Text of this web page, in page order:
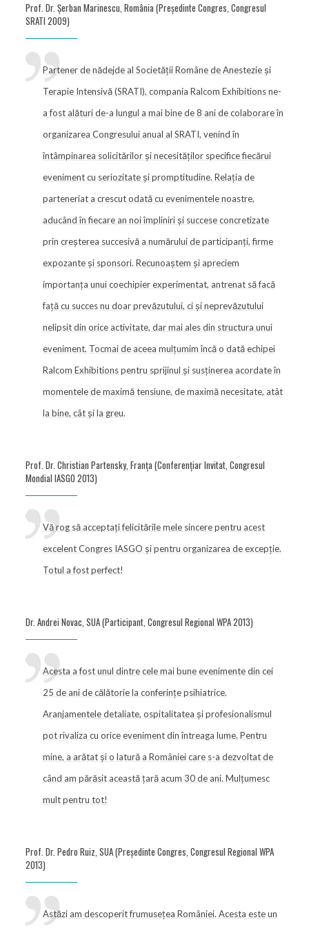
Prof. Dr. Şerban Marinescu, România (Preşedinte Congres, Congresul
SRATI 2009)
Partener de nădejde al Societății Române de Anestezie și
Terapie Intensivă (SRATI), compania Ralcom Exhibitions ne-
a fost alături de-a lungul a mai bine de 8 ani de colaborare în
organizarea Congresului anual al SRATI, venind în
întâmpinarea solicitărilor și necesităților specifice fiecărui
eveniment cu seriozitate și promptitudine. Relația de
parteneriat a crescut odată cu evenimentele noastre,
aducând în fiecare an noi împliniri și succese concretizate
prin creșterea succesivă a numărului de participanți, firme
expozante și sponsori. Recunoaștem și apreciem
importanța unui coechipier experimentat, antrenat să facă
față cu succes nu doar prevăzutului, ci și neprevăzutului
nelipsit din orice activitate, dar mai ales din structura unui
eveniment. Tocmai de aceea mulțumim încă o dată echipei
Ralcom Exhibitions pentru sprijinul și susținerea acordate în
momentele de maximă tensiune, de maximă necesitate, atât
la bine, cât și la greu.
Prof. Dr. Christian Partensky, Franța (Conferențiar Invitat, Congresul
Mondial IASGO 2013)
Vă rog să acceptați felicitările mele sincere pentru acest
excelent Congres IASGO și pentru organizarea de excepție.
Totul a fost perfect!
Dr. Andrei Novac, SUA (Participant, Congresul Regional WPA 2013)
Acesta a fost unul dintre cele mai bune evenimente din cei
25 de ani de călătorie la conferințe psihiatrice.
Aranjamentele detaliate, ospitalitatea și profesionalismul
pot rivaliza cu orice eveniment din întreaga lume. Pentru
mine, a arătat și o latură a României care s-a dezvoltat de
când am părăsit această țară acum 30 de ani. Mulțumesc
mult pentru tot!
Prof. Dr. Pedro Ruiz, SUA (Președinte Congres, Congresul Regional WPA
2013)
Astăzi am descoperit frumusețea României. Acesta este un